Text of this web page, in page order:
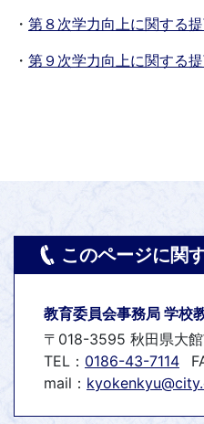
・ 第８次学力向上に関する
・ 第９次学力向上に関する
このページに関
教育委員会事務局 学校
〒018-3595 秋田県大
TEL： 0186-43-7114
mail：